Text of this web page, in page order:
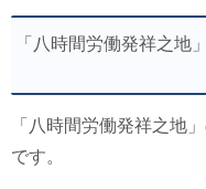
「八時間労働発祥之地
「八時間労働発祥之地
です。